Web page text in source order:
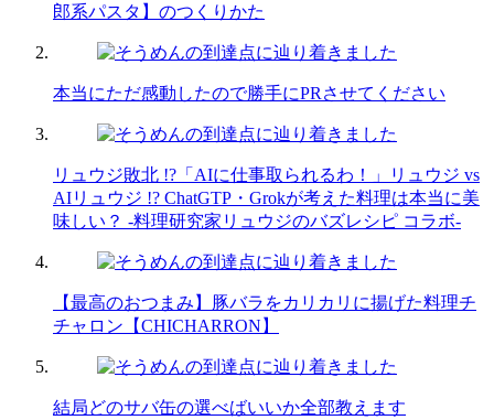
郎系パスタ】のつくりかた
本当にただ感動したので勝手にPRさせてください
リュウジ敗北 !?「AIに仕事取られるわ！」リュウジ vs
AIリュウジ !? ChatGTP・Grokが考えた料理は本当に美
味しい？ -料理研究家リュウジのバズレシピ コラボ-
【最高のおつまみ】豚バラをカリカリに揚げた料理チ
チャロン【CHICHARRON】
結局どのサバ缶の選べばいいか全部教えます